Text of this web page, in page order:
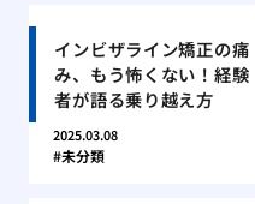
インビザライン矯正の痛
み、もう怖くない！経験
者が語る乗り越え方
2025.03.08
未分類